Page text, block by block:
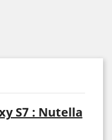
S7 : Nutella